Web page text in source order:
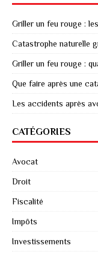
Griller un feu rouge :
Catastrophe naturelle
Griller un feu rouge :
Que faire après une
Les accidents après
CATÉGORIES
Avocat
Droit
Fiscalité
Impôts
Investissements